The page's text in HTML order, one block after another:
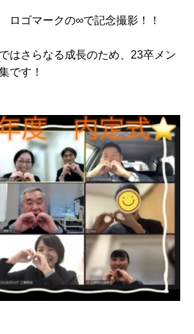
ロゴマークの∞で記念撮影！！
はさらなる成長のため、23卒メン
です！